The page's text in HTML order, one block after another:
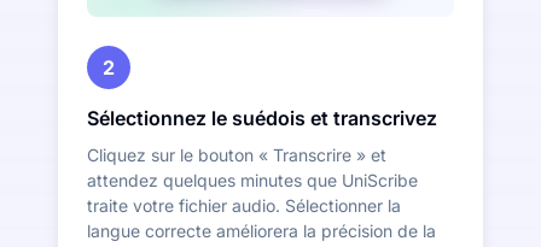
2
Sélectionnez le suédois et transcrivez
Cliquez sur le bouton « Transcrire » et
attendez quelques minutes que UniScribe
traite votre fichier audio. Sélectionner la
langue correcte améliorera la précision de la